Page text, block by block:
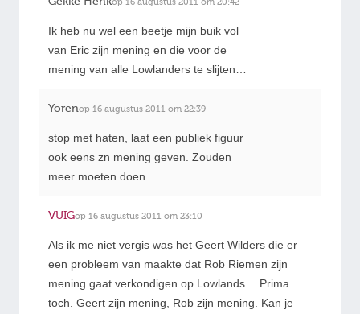
Ik heb nu wel een beetje mijn buik vol
van Eric zijn mening en die voor de
mening van alle Lowlanders te slijten…
Yorenop 16 augustus 2011 om 22:39
stop met haten, laat een publiek figuur
ook eens zn mening geven. Zouden
meer moeten doen.
VUIGop 16 augustus 2011 om 23:10
Als ik me niet vergis was het Geert Wilders die er
een probleem van maakte dat Rob Riemen zijn
mening gaat verkondigen op Lowlands… Prima
toch. Geert zijn mening, Rob zijn mening. Kan je